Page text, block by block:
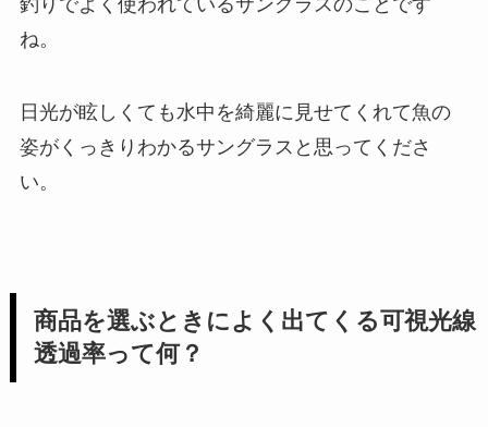
ね。
日光が眩しくても水中を綺麗に見せてくれて魚の
姿がくっきりわかるサングラスと思ってくださ
い。
商品を選ぶときによく出てくる可視光線
透過率って何？